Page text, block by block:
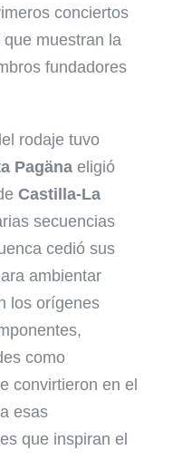
conciertos
muestran la
fundadores
rodaje tuvo
Pagänaeligió
Castilla-La
secuencias
cedió sus
ambientar
los orígenes
como
convirtieron en el
esas
que inspiran el